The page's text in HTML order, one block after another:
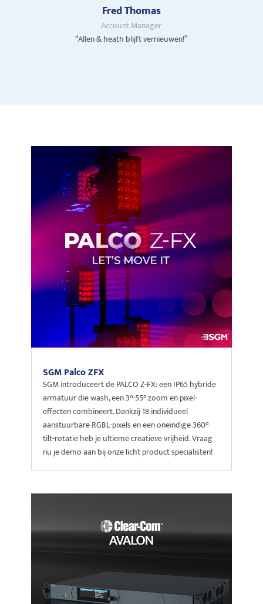
Fred Thomas
Account Manager
“Allen & heath blijft vernieuwen!”
SGM Palco ZFX
SGM introduceert de PALCO Z-FX: een IP65 hybride
armatuur die wash, een 3°-55° zoom en pixel-
effecten combineert. Dankzij 18 individueel
aanstuurbare RGBL-pixels en een oneindige 360°
tilt-rotatie heb je ultieme creatieve vrijheid. Vraag
nu je demo aan bij onze licht product specialisten!